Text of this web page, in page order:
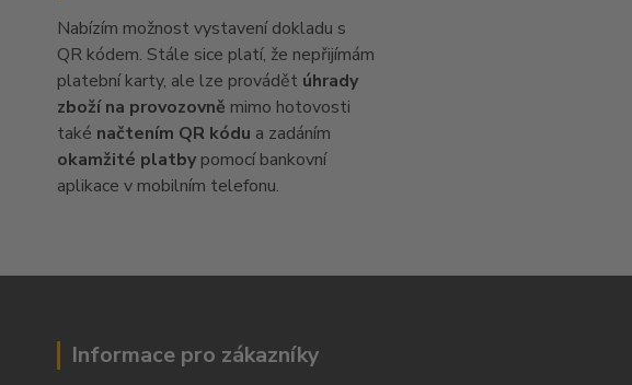
Nabízím možnost vystavení dokladu s
QR kódem. Stále sice platí, že nepřijímám
platební karty, ale lze provádět úhrady
zboží na provozovně mimo hotovosti
také načtením QR kódu a zadáním
okamžité platby pomocí bankovní
aplikace v mobilním telefonu.
Informace pro zákazníky